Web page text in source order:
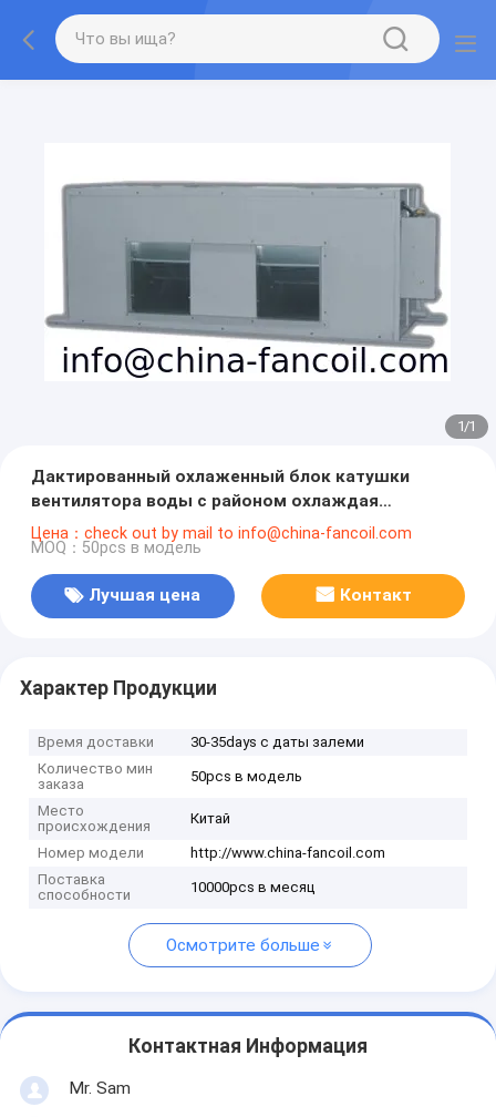
1/1
Дактированный охлаженный блок катушки
вентилятора воды с районом охлаждая
Аппликатион-2400КФМ-4тубес
Цена：check out by mail to info@china-fancoil.com
MOQ：50pcs в модель
Лучшая цена Контакт
Характер Продукции
Время доставки
30-35days с даты залеми
Количество мин
заказа
50pcs в модель
Место
происхождения
Китай
Номер модели
http://www.china-fancoil.com
Поставка
способности
10000pcs в месяц
Осмотрите больше
Контактная Информация
Mr. Sam